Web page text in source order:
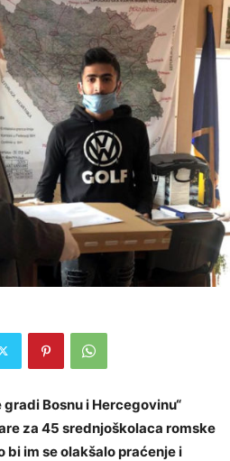
Bosnu i Hercegovinu“
za 45 srednjoškolaca romske
bi im se olakšalo praćenje i